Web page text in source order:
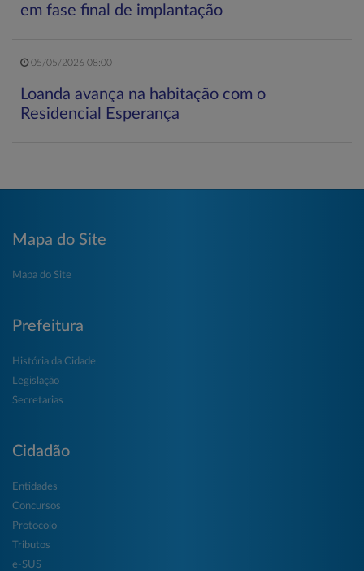
em fase final de implantação
05/05/2026 08:00
Loanda avança na habitação com o
Residencial Esperança
Mapa do Site
Mapa do Site
Prefeitura
História da Cidade
Legislação
Secretarias
Cidadão
Entidades
Concursos
Protocolo
Tributos
e-SUS